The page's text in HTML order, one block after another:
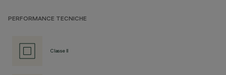
PERFORMANCE TECNICHE
Classe II